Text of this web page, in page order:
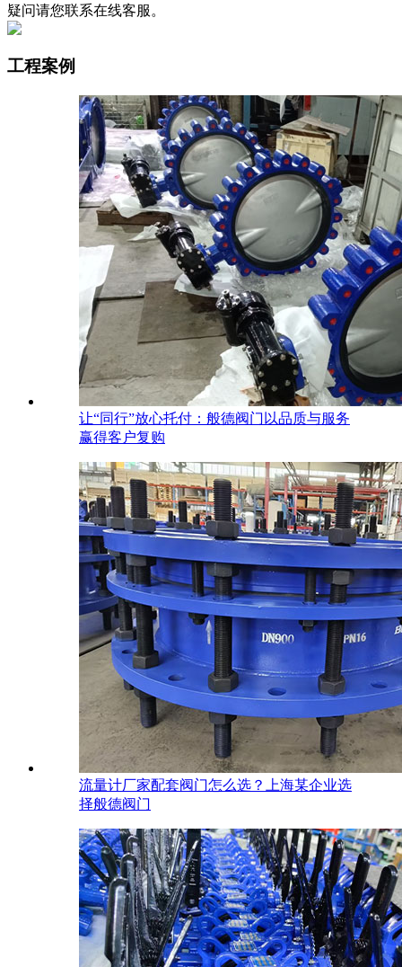
疑问请您联系在线客服。
工程案例
让“同行”放心托付：般德阀门以品质与服务
赢得客户复购
流量计厂家配套阀门怎么选？上海某企业选
择般德阀门